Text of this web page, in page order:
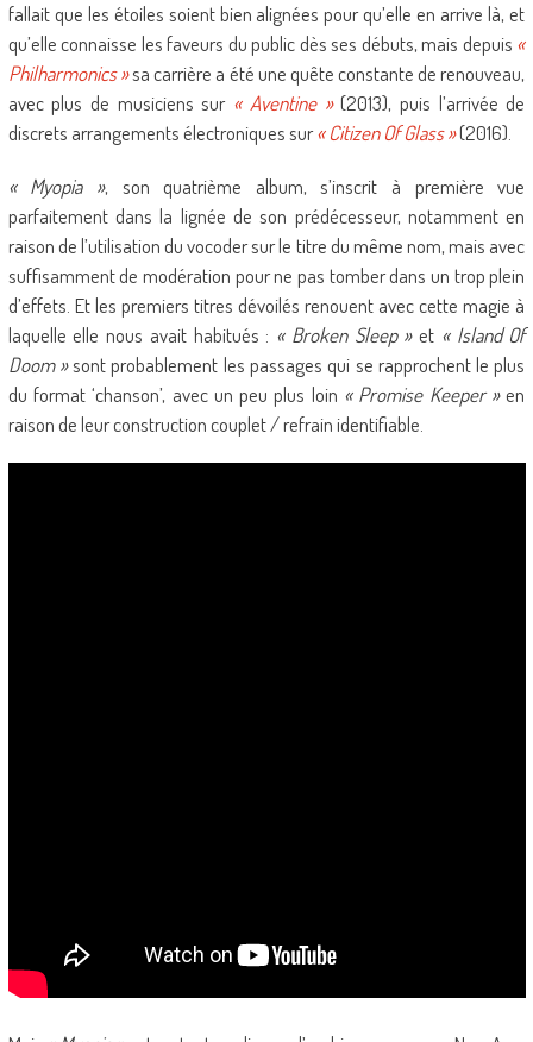
fallait que les étoiles soient bien alignées pour qu’elle en arrive là, et
qu’elle connaisse les faveurs du public dès ses débuts, mais depuis «
Philharmonics »sa carrière a été une quête constante de renouveau,
avec plus de musiciens sur « Aventine »(2013), puis l’arrivée de
discrets arrangements électroniques sur« Citizen Of Glass »(2016).
« Myopia », son quatrième album, s’inscrit à première vue
parfaitement dans la lignée de son prédécesseur, notamment en
raison de l’utilisation du vocoder sur le titre du même nom, mais avec
suffisamment de modération pour ne pas tomber dans un trop plein
d’effets. Et les premiers titres dévoilés renouent avec cette magie à
laquelle elle nous avait habitués : « Broken Sleep »et « Island Of
Doom »sont probablement les passages qui se rapprochent le plus
du format ‘chanson’, avec un peu plus loin « Promise Keeper »en
raison de leur construction couplet / refrain identifiable.